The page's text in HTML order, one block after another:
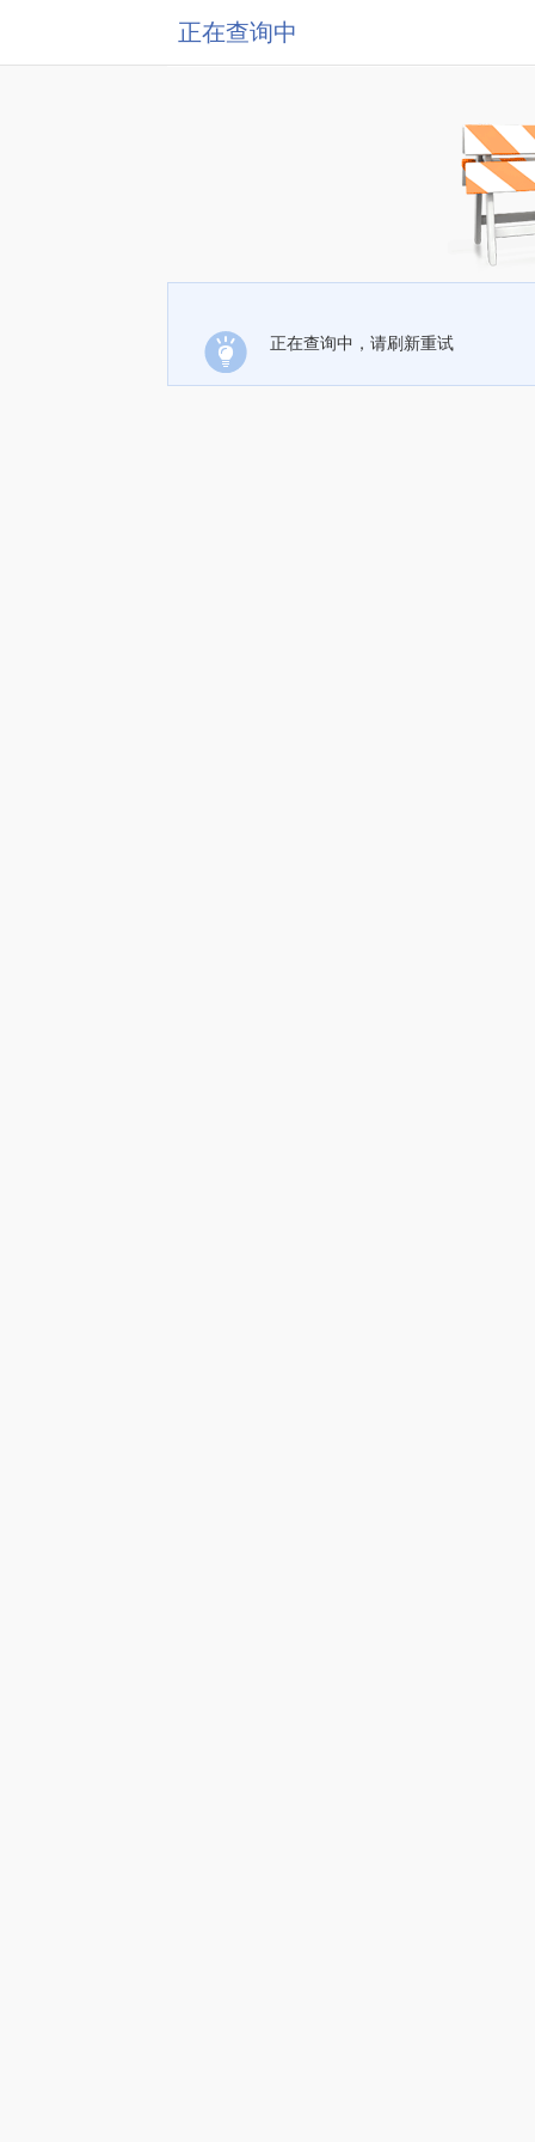
正在查询中
正在查询中，请刷新重试